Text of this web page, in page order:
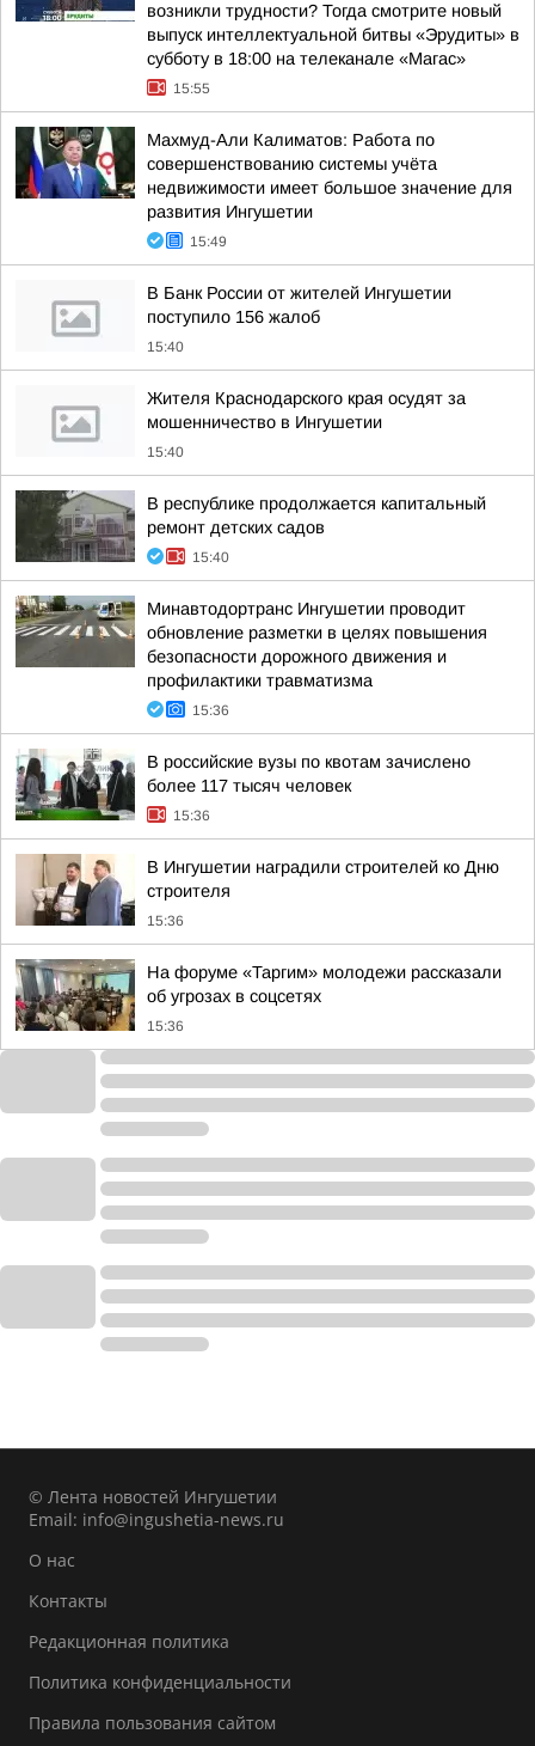
возникли трудности? Тогда смотрите новый
выпуск интеллектуальной битвы «Эрудиты» в
субботу в 18:00 на телеканале «Магас»
15:55
Махмуд-Али Калиматов: Работа по
совершенствованию системы учёта
недвижимости имеет большое значение для
развития Ингушетии
15:49
В Банк России от жителей Ингушетии
поступило 156 жалоб
15:40
Жителя Краснодарского края осудят за
мошенничество в Ингушетии
15:40
В республике продолжается капитальный
ремонт детских садов
15:40
Минавтодортранс Ингушетии проводит
обновление разметки в целях повышения
безопасности дорожного движения и
профилактики травматизма
15:36
В российские вузы по квотам зачислено
более 117 тысяч человек
15:36
В Ингушетии наградили строителей ко Дню
строителя
15:36
На форуме «Таргим» молодежи рассказали
об угрозах в соцсетях
15:36
© Лента новостей Ингушетии
Email: info@ingushetia-news.ru
О нас
Контакты
Редакционная политика
Политика конфиденциальности
Правила пользования сайтом